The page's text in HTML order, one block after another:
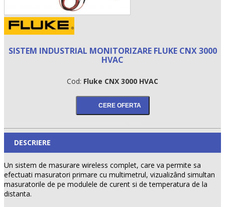
SISTEM INDUSTRIAL MONITORIZARE FLUKE CNX 3000
HVAC
Cod: Fluke CNX 3000 HVAC
DESCRIERE
Un sistem de masurare wireless complet, care va permite sa
efectuati masuratori primare cu multimetrul, vizualizând simultan
masuratorile de pe modulele de curent si de temperatura de la
distanta.